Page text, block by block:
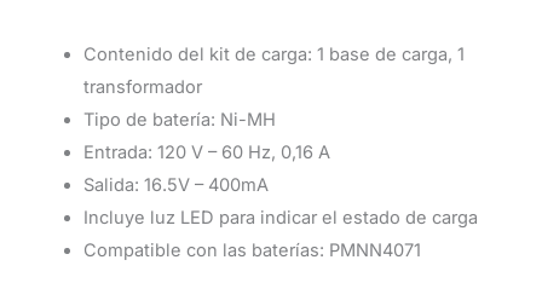
Contenido del kit de carga: 1 base de carga, 1
transformador
Tipo de batería: Ni-MH
Entrada: 120 V – 60 Hz, 0,16 A
Salida: 16.5V – 400mA
Incluye luz LED para indicar el estado de carga
Compatible con las baterías: PMNN4071